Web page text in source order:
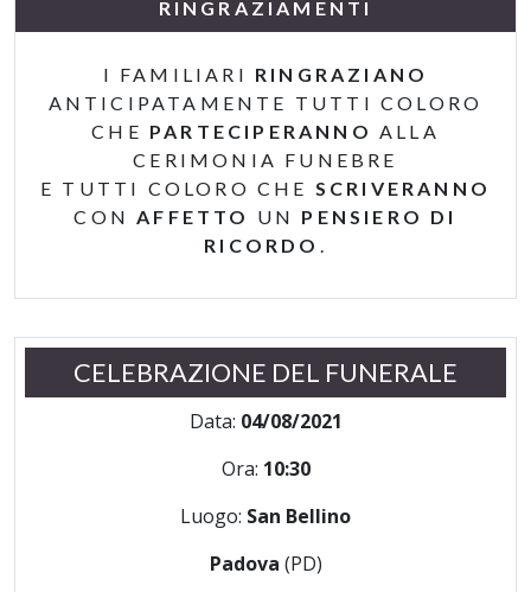
RINGRAZIAMENTI
I FAMILIARI RINGRAZIANO
ANTICIPATAMENTE TUTTI COLORO
CHE PARTECIPERANNO ALLA
CERIMONIA FUNEBRE
E TUTTI COLORO CHE SCRIVERANNO
CONAFFETTO UN PENSIERO DI
RICORDO .
CELEBRAZIONE DEL FUNERALE
Data: 04/08/2021
Ora: 10:30
Luogo: San Bellino
Padova (PD)